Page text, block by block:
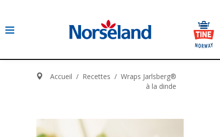
Accueil / Recettes / Wraps Jarlsberg®
à la dinde